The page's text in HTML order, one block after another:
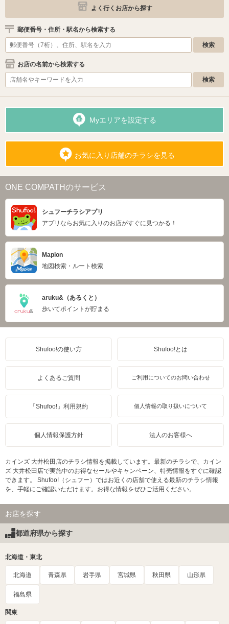
よく行くお店から探す
郵便番号・住所・駅名から検索する
お店の名前から検索する
Myエリアを設定する
お気に入り店舗のチラシを見る
ONE COMPATHのサービス
シュフーチラシアプリ
アプリならお気に入りのお店がすぐに見つかる！
Mapion
地図検索・ルート検索
aruku&（あるくと）
歩いてポイントが貯まる
Shufoo!の使い方 Shufoo!とは
よくあるご質問 ご利用についてのお問い合わせ
「Shufoo!」利用規約 個人情報の取り扱いについて
個人情報保護方針 法人のお客様へ
カインズ 大井松田店のチラシ情報を掲載しています。最新のチラシで、カイン
ズ 大井松田店で実施中のお得なセールやキャンペーン、特売情報をすぐに確認
できます。 Shufoo!（シュフー）ではお近くの店舗で使える最新のチラシ情報
を、手軽にご確認いただけます。お得な情報をぜひご活用ください。
お店を探す
都道府県から探す
北海道・東北
北海道 青森県 岩手県 宮城県 秋田県 山形県
福島県
関東